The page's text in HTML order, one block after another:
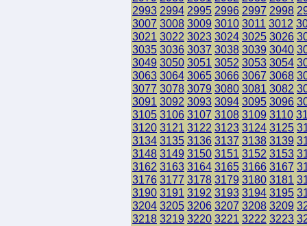
2993 2994 2995 2996 2997 2998
3007 3008 3009 3010 3011 3012
3021 3022 3023 3024 3025 3026
3035 3036 3037 3038 3039 3040
3049 3050 3051 3052 3053 3054
3063 3064 3065 3066 3067 3068
3077 3078 3079 3080 3081 3082
3091 3092 3093 3094 3095 3096
3105 3106 3107 3108 3109 3110
3120 3121 3122 3123 3124 3125
3134 3135 3136 3137 3138 3139
3148 3149 3150 3151 3152 3153
3162 3163 3164 3165 3166 3167
3176 3177 3178 3179 3180 3181
3190 3191 3192 3193 3194 3195
3204 3205 3206 3207 3208 3209
3218 3219 3220 3221 3222 3223